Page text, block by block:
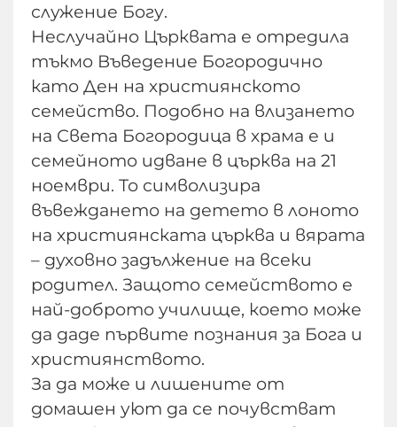
служение Богу.
Неслучайно Църквата е отредила
тъкмо Въведение Богородично
като Ден на християнското
семейство. Подобно на влизането
на Света Богородица в храма е и
семейното идване в църква на 21
ноември. То символизира
въвеждането на детето в лоното
на християнската църква и вярата
– духовно задължение на всеки
родител. Защото семейството е
най-доброто училище, което може
да даде първите познания за Бога и
християнството.
За да може и лишените от
домашен уют да се почувстват